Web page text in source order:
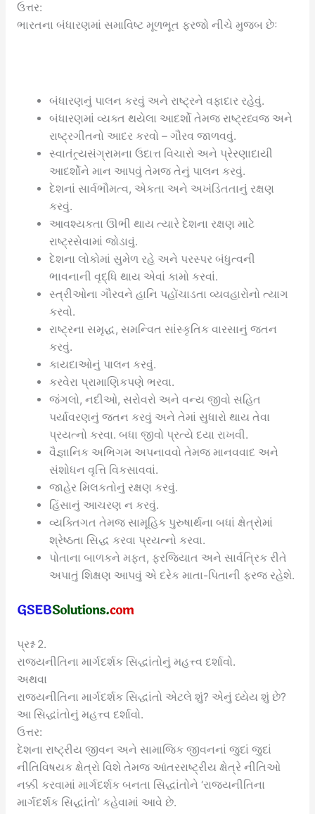
ઉત્તર:
ભારતના બંધારણમાં સમાવિષ્ટ મૂળભૂત ફરજો નીચે મુજબ છેઃ
બંધારણનું પાલન કરવું અને રાષ્ટ્રને વફાદાર રહેવું.
બંધારણમાં વ્યક્ત થયેલા આદર્શો તેમજ રાષ્ટ્રધ્વજ અને
રાષ્ટ્રગીતનો આદર કરવો – ગૌરવ જાળવવું.
સ્વાતંત્ર્યસંગ્રામના ઉદાત્ત વિચારો અને પ્રેરણાદાયી
આદર્શોને માન આપવું તેમજ તેનું પાલન કરવું.
દેશનાં સાર્વભૌમત્વ, એકતા અને અખંડિતતાનું રક્ષણ
કરવું.
આવશ્યકતા ઊભી થાય ત્યારે દેશના રક્ષણ માટે
રાષ્ટ્રસેવામાં જોડાવું.
દેશના લોકોમાં સુમેળ રહે અને પરસ્પર બંધુત્વની
ભાવનાની વૃદ્ધિ થાય એવાં કામો કરવાં.
સ્ત્રીઓના ગૌરવને હાનિ પહોંચાડતા વ્યવહારોનો ત્યાગ
કરવો.
રાષ્ટ્રના સમૃદ્ધ, સમન્વિત સાંસ્કૃતિક વારસાનું જતન
કરવું.
કાયદાઓનું પાલન કરવું.
કરવેરા પ્રામાણિકપણે ભરવા.
જંગલો, નદીઓ, સરોવરો અને વન્ય જીવો સહિત
પર્યાવરણનું જતન કરવું અને તેમાં સુધારો થાય તેવા
પ્રયત્નો કરવા. બધા જીવો પ્રત્યે દયા રાખવી.
વૈજ્ઞાનિક અભિગમ અપનાવવો તેમજ માનવવાદ અને
સંશોધન વૃત્તિ વિકસાવવાં.
જાહેર મિલકતોનું રક્ષણ કરવું.
હિંસાનું આચરણ ન કરવું.
વ્યક્તિગત તેમજ સામૂહિક પુરુષાર્થના બધાં ક્ષેત્રોમાં
શ્રેષ્ઠતા સિદ્ધ કરવા પ્રયત્નો કરવા.
પોતાના બાળકને મફત, ફરજિયાત અને સાર્વત્રિક રીતે
અપાતું શિક્ષણ આપવું એ દરેક માતા-પિતાની ફરજ રહેશે.
પ્રશ્ન 2.
રાજ્યનીતિના માર્ગદર્શક સિદ્ધાંતોનું મહત્ત્વ દર્શાવો.
અથવા
રાજ્યનીતિના માર્ગદર્શક સિદ્ધાંતો એટલે શું? એનું ધ્યેય શું છે?
આ સિદ્ધાંતોનું મહત્ત્વ દર્શાવો.
ઉત્તર:
દેશના રાષ્ટ્રીય જીવન અને સામાજિક જીવનનાં જુદાં જુદાં
નીતિવિષયક ક્ષેત્રો વિશે તેમજ આંતરરાષ્ટ્રીય ક્ષેત્રે નીતિઓ
નક્કી કરવામાં માર્ગદર્શક બનતા સિદ્ધાંતોને ‘રાજ્યનીતિના
માર્ગદર્શક સિદ્ધાંતો’ કહેવામાં આવે છે.